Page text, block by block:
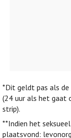
*Dit geldt pas als
(24 uur als het gaat
strip).
**Indien het
plaatsvond: